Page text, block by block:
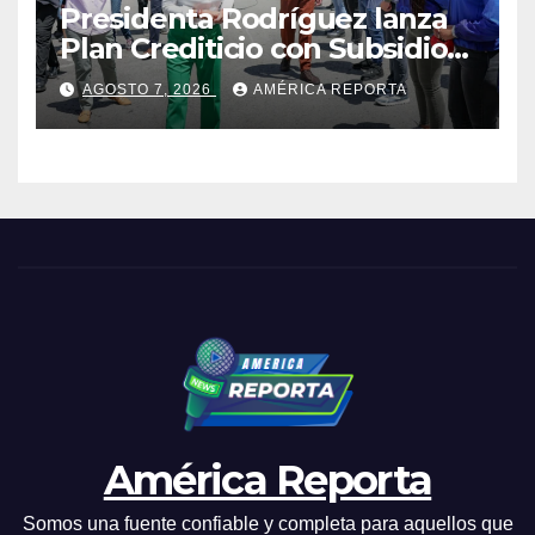
Presidenta Rodríguez lanza
Plan Crediticio con Subsidio
Directo en encuentro con
Juntas de Condominio
AGOSTO 7, 2026 AMÉRICA REPORTA
América Reporta
Somos una fuente confiable y completa para aquellos que